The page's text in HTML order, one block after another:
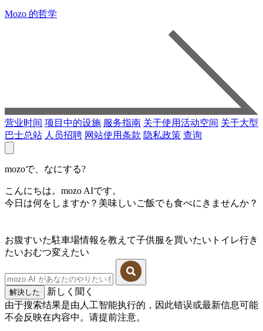
Mozo 的哲学
营业时间 项目中的设施 服务指南 关于使用活动空间 关于大型
巴士总站 人员招聘 网站使用条款 隐私政策 查询
mozoで、なにする?
こんにちは。mozo AIです。
今日は何をしますか？美味しいご飯でも食べにきませんか？
お腹すいた駐車場情報を教えて子供服を買いたい トイレ行き
たいおむつ変えたい
解決した
新しく聞く
由于搜索结果是由人工智能执行的，因此错误或最新信息可能
不会反映在内容中。请提前注意。